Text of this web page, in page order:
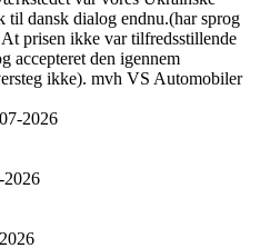
til dansk dialog endnu.(har sprog
prisen ikke var tilfredsstillende
accepteret den igennem
ikke). mvh VS Automobiler
2026
2026